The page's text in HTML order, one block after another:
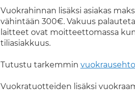
Vuokrahinnan lisäksi asiakas
vähintään 300€. Vakuus
laitteet ovat moitteettomassa
tiliasiakkuus.
Tutustu tarkemmin
Vuokratuotteiden lisäksi